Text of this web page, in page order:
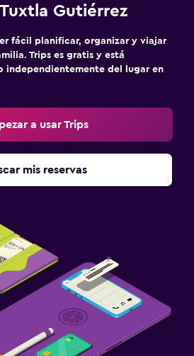
Gutiérrez
fácil planificar, organizar y viajar
Trips es gratis y está
independientemente del lugar en
a usar Trips
mis reservas